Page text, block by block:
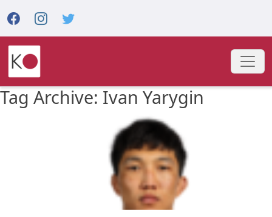
Tag Archive: Ivan Yarygin